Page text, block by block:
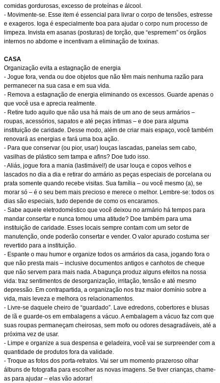
comidas gordurosas, excesso de proteínas e álcool.
- Movimente-se. Esse item é essencial para livrar o corpo de tensões, estresse
e exageros. Ioga é especialmente boa para ajudar o corpo num processo de
limpeza. Invista em asanas (posturas) de torção, que “espremem” os órgãos
internos no abdome e incentivam a eliminação de toxinas.
CASA
Organização evita a estagnação de energia
- Jogue fora, venda ou doe objetos que não têm mais nenhuma razão para
permanecer na sua casa e em sua vida.
- Remova a estagnação de energia eliminando os excessos. Guarde apenas o
que você usa e aprecia realmente.
- Retire tudo aquilo que não usa há mais de um ano de seus armários –
roupas, acessórios, sapatos e até peças íntimas – e doe para alguma
instituição de caridade. Desse modo, além de criar mais espaço, você também
renovará as energias e fará uma boa ação.
- Para que conservar (ou pior, usar) louças lascadas, panelas sem cabo,
vasilhas de plástico sem tampa e afins? Doe tudo isso.
- Aliás, jogue fora a mania (lastimável!) de usar louça e copos velhos e
lascados no dia a dia e retirar do armário as peças especiais de porcelana ou
prata somente quando recebe visitas. Sua família – ou você mesmo (a), se
morar só – é o seu bem mais precioso e merece o melhor. Lembre-se: todos os
dias são especiais, tudo depende de como os encaramos.
- Sabe aquele eletrodoméstico que você deixou no armário há tempos para
mandar consertar e nunca tomou uma atitude? Doe também para uma
instituição de caridade. Esses locais sempre contam com um setor de
manutenção, onde poderão consertar e vender. O valor apurado costuma ser
revertido para a instituição.
- Espante o mau humor e organize todos os armários da casa, jogando fora o
que não presta mais – inclusive documentos antigos e canhotos de cheque
que não servem para mais nada. A bagunça produz alguns efeitos na nossa
vida: traz sentimentos de desorganização, irritação, tensão e até mesmo
depressão. Em contrapartida, a organização nos traz maior domínio sobre a
vida, mais leveza e melhora os relacionamentos.
- Livre-se daquele cheiro de “guardado”. Lave edredons, cobertores e blusas
de lã e guarde-os em embalagens a vácuo. A embalagem a vácuo faz com que
suas roupas permaneçam cheirosas, sem mofo ou odores desagradáveis, até a
próxima vez de usar.
- Limpe e organize a sua despensa e geladeira, você vai se surpreender com a
quantidade de produtos fora da validade.
- Troque as fotos dos porta-retratos. Vai ser um momento prazeroso olhar
álbuns de fotografia para escolher as novas imagens. Se tiver crianças, chame-
as para ajudar – elas vão adorar!